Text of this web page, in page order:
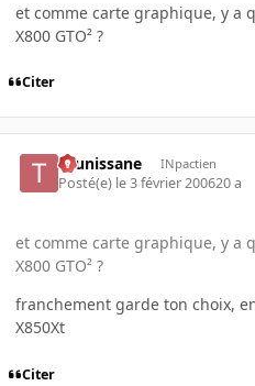
et comme carte graphique, y a
X800 GTO² ?
Citer
tounissane INpactien
Posté(e) le 3 février 200620 a
et comme carte graphique, y a
X800 GTO² ?
franchement garde ton choix,
X850Xt
Citer